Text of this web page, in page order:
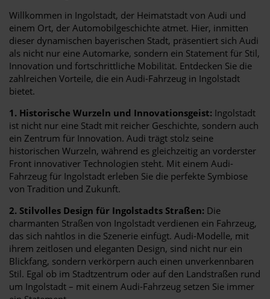
Willkommen in Ingolstadt, der Heimatstadt von Audi und
einem Ort, der Automobilgeschichte atmet. Hier, inmitten
dieser dynamischen bayerischen Stadt, präsentiert sich Audi
als nicht nur eine Automarke, sondern ein Statement für Stil,
Innovation und fortschrittliche Mobilität. Entdecken Sie die
zahlreichen Vorteile, die ein Audi-Fahrzeug in Ingolstadt
bietet.
1. Historische Wurzeln und Innovationsgeist: Ingolstadt
ist nicht nur eine Stadt mit reicher Geschichte, sondern auch
ein Zentrum für Innovation. Audi trägt stolz seine
historischen Wurzeln, während es gleichzeitig an vorderster
Front innovativer Technologien steht. Mit einem Audi-
Fahrzeug für Ingolstadt erleben Sie die perfekte Symbiose
von Tradition und Zukunft.
2. Stilvolles Design für Ingolstadts Straßen: Die
charmanten Straßen von Ingolstadt verdienen ein Fahrzeug,
das sich nahtlos in die Szenerie einfügt. Audi-Modelle, mit
ihrem zeitlosen und eleganten Design, sind nicht nur ein
Blickfang, sondern verkörpern auch einen unverkennbaren
Stil. Egal ob im Stadtzentrum oder auf den Landstraßen rund
um Ingolstadt – mit einem Audi-Fahrzeug setzen Sie immer